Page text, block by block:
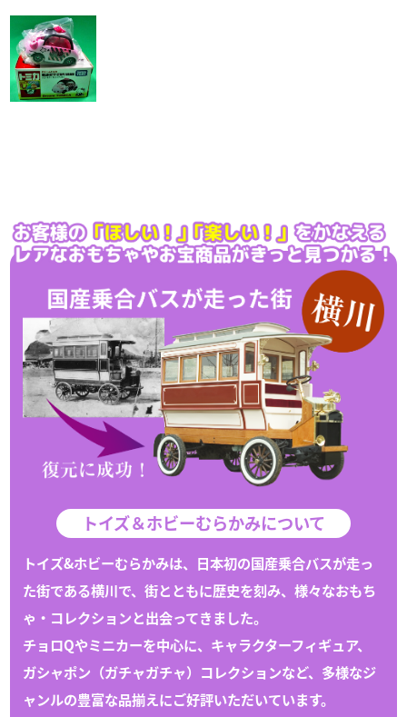
トイズ＆ホビーむらかみについて
トイズ&ホビーむらかみは、日本初の国産乗合バスが走っ
た街である横川で、街とともに歴史を刻み、様々なおもち
ゃ ・ コレクションと出会ってきました。
チョロQやミニカーを中心に、キャラクターフィギュア、
ガシャポン（ガチャガチャ） コレクションなど、多様なジ
ャンルの豊富な品揃えにご好評いただいています。